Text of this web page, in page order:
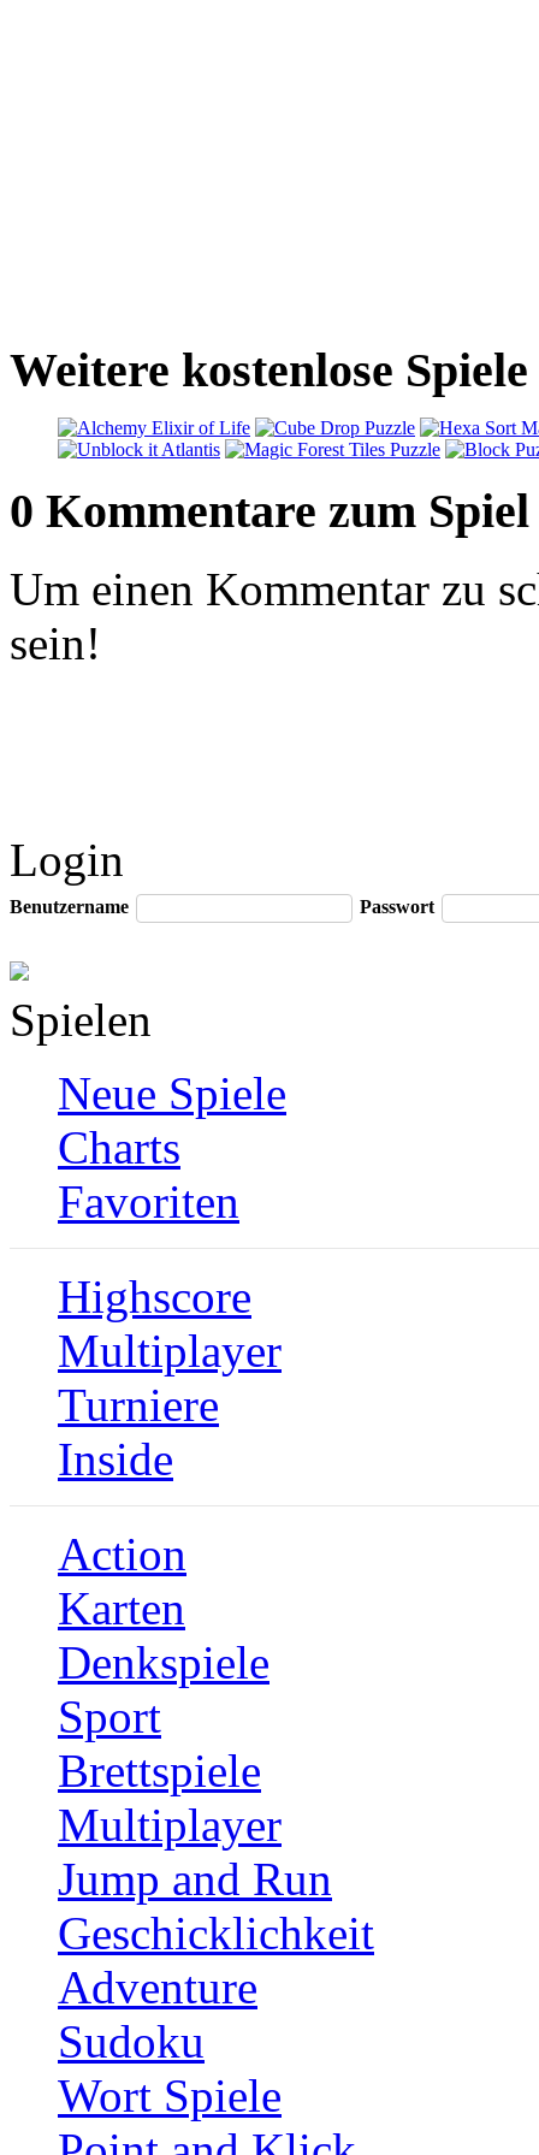
Weitere kostenlose
0 Kommentare zum Spiel
Um einen Kommentar zu
sein!
Login
Benutzername Passwort
Spielen
Neue Spiele
Charts
Favoriten
Highscore
Multiplayer
Turniere
Inside
Action
Karten
Denkspiele
Sport
Brettspiele
Multiplayer
Jump and Run
Geschicklichkeit
Adventure
Sudoku
Wort Spiele